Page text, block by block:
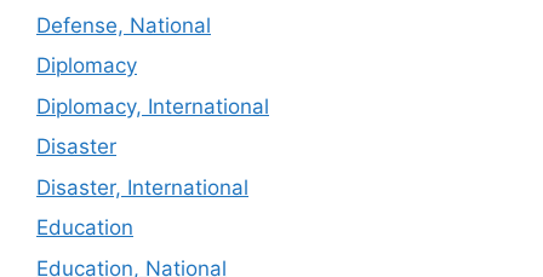
Defense, National
Diplomacy
Diplomacy, International
Disaster
Disaster, International
Education
Education, National